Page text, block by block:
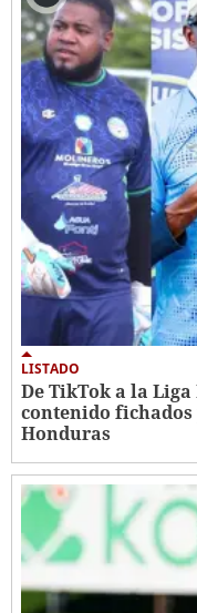
LISTADO
De TikTok a la
contenido
Honduras